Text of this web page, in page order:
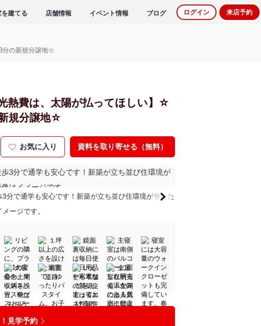
を建てる 店舗情報 イベント情報 ブログ ログイン 来店予約
分の新規分譲地☆
熱費は、太陽が払ってほしい】☆
規分譲地☆
お気に入り 資料を取り寄せる（無料）
分で通学も安心です！新築が立ち並び住環境が整った
ージです。
見学予約